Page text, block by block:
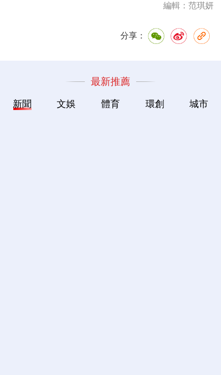
編輯：范琪妍
分享：
最新推薦
新聞 文娛 體育 環創 城市